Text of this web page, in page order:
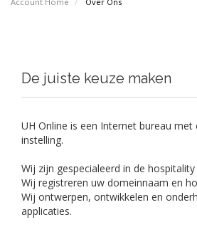
De juiste keuze maken
UH Online is een Internet bureau met
instelling.
Wij zijn gespecialeerd in de
Wij registreren uw domeinnaam en
Wij ontwerpen, ontwikkelen en
applicaties.